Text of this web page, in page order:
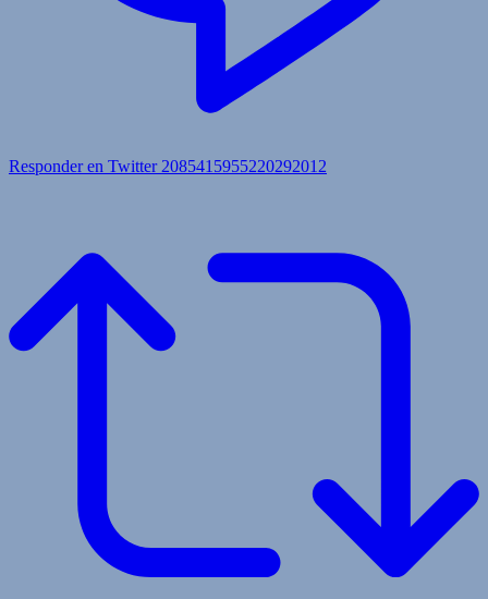
Responder en Twitter 2085415955220292012